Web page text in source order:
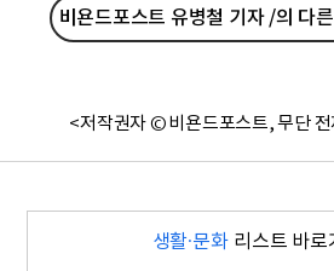
비욘드포스트 유병철 기자 /의 다
<저작권자 © 비욘드포스트, 무단 전
생활·문화 리스트 바로